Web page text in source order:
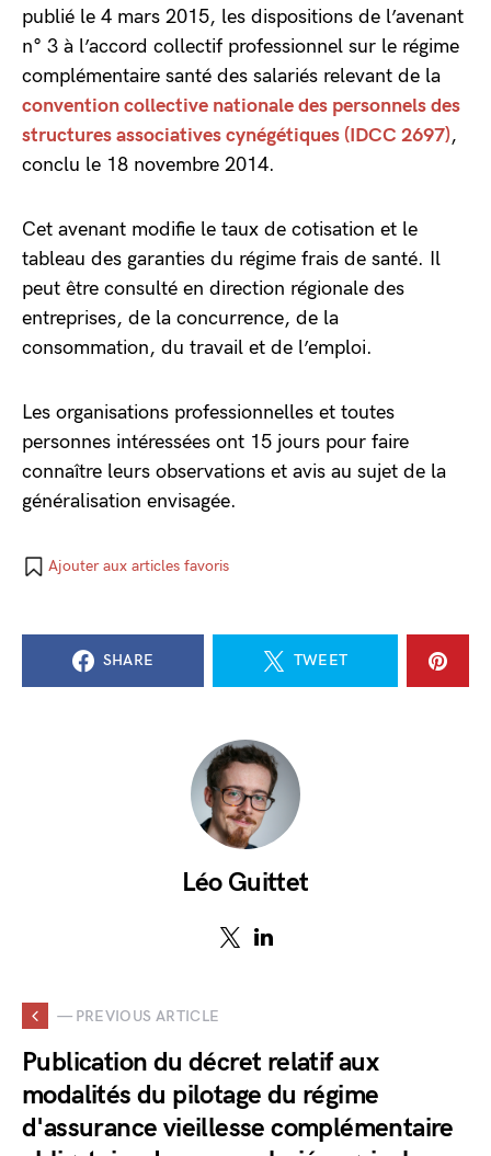
publié le 4 mars 2015, les dispositions de l’avenant
n° 3 à l’accord collectif professionnel sur le régime
complémentaire santé des salariés relevant de la
convention collective nationale des personnels des
structures associatives cynégétiques (IDCC 2697),
conclu le 18 novembre 2014.
Cet avenant modifie le taux de cotisation et le
tableau des garanties du régime frais de santé. Il
peut être consulté en direction régionale des
entreprises, de la concurrence, de la
consommation, du travail et de l’emploi.
Les organisations professionnelles et toutes
personnes intéressées ont 15 jours pour faire
connaître leurs observations et avis au sujet de la
généralisation envisagée.
Ajouter aux articles favoris
SHARE TWEET
Léo Guittet
— PREVIOUS ARTICLE
Publication du décret relatif aux
modalités du pilotage du régime
d'assurance vieillesse complémentaire